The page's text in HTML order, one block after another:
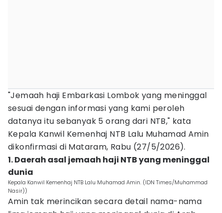
"Jemaah haji Embarkasi Lombok yang meninggal
sesuai dengan informasi yang kami peroleh
datanya itu sebanyak 5 orang dari NTB," kata
Kepala Kanwil Kemenhaj NTB Lalu Muhamad Amin
dikonfirmasi di Mataram, Rabu (27/5/2026).
1. Daerah asal jemaah haji NTB yang meninggal
dunia
Kepala Kanwil Kemenhaj NTB Lalu Muhamad Amin. (IDN Times/Muhammad
Nasir))
Amin tak merincikan secara detail nama-nama